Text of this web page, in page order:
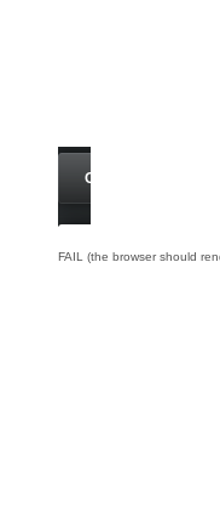
О компании
FAIL (the browser should